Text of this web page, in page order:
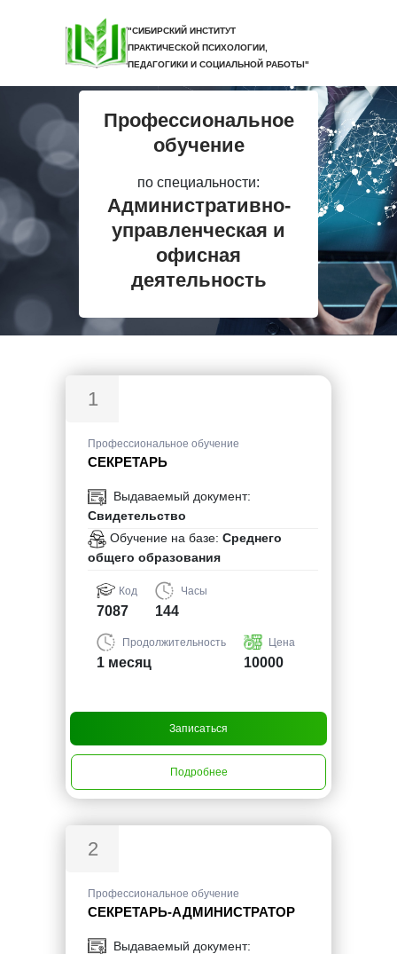
"СИБИРСКИЙ ИНСТИТУТ
ПРАКТИЧЕСКОЙ ПСИХОЛОГИИ,
ПЕДАГОГИКИ И СОЦИАЛЬНОЙ РАБОТЫ"
Профессиональное
обучение
по специальности:
Административно-
управленческая и
офисная
деятельность
1
Профессиональное обучение
СЕКРЕТАРЬ
Выдаваемый документ:
Свидетельство
Обучение на базе: Среднего
общего образования
Код
7087
Часы
144
Продолжительность
1 месяц
Цена
10000
Записаться
Подробнее
2
Профессиональное обучение
СЕКРЕТАРЬ-АДМИНИСТРАТОР
Выдаваемый документ: